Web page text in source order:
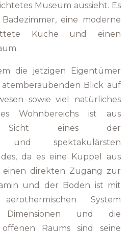
Museum aussieht. Es
eine moderne
Küche und einen
die jetzigen Eigentümer
Blick auf
sowie viel natürliches
Wohnbereichs ist aus
Sicht eines der
und spektakulärsten
da es eine Kuppel aus
einen direkten Zugang zur
und der Boden ist mit
System
Dimensionen und die
offenen Raums sind seine